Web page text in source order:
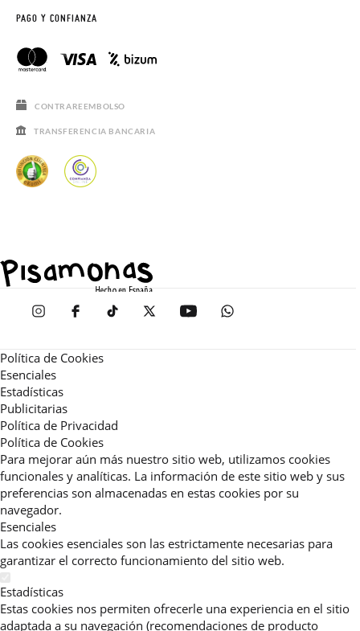
PAGO Y CONFIANZA
CONTRAREEMBOLSO
TRANSFERENCIA BANCARIA
Política de Cookies
Esenciales
Estadísticas
Publicitarias
Política de Privacidad
Política de Cookies
Para mejorar aún más nuestro sitio web, utilizamos cookies
funcionales y analíticas. La información de este sitio web y sus
preferencias son almacenadas en estas cookies por su
navegador.
Esenciales
Las cookies esenciales son las estrictamente necesarias para
garantizar el correcto funcionamiento del sitio web.
Estadísticas
Estas cookies nos permiten ofrecerle una experiencia en el sitio
adaptada a su navegación (recomendaciones de producto